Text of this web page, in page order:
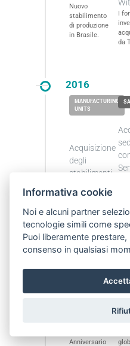
Nuovo
stabilimento
di produzione
in Brasile.
I
da
2016
Acquisizione
degli
stabilimenti
in Italia,
e Ungheria.
2018
Anniversario
Informativa cookie
Noi e alcuni partner
tecnologie simili come
Puoi liberamente
consenso in qualsiasi